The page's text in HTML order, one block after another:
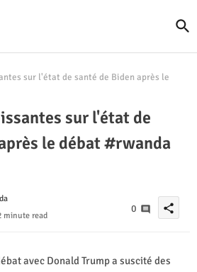
sur l'état de santé de Biden après le
sur l'état de
le débat #rwanda
minute read
0 share
avec Donald Trump a suscité des